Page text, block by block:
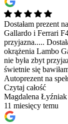
Dostałam prezent
Gallardo i Ferrari
przyjazna.....
okrążenia Lambo
nie była zbyt
świetnie się
Autoprezent na
Czytaj całość
Magdalena Łyźniak
11 miesięcy temu